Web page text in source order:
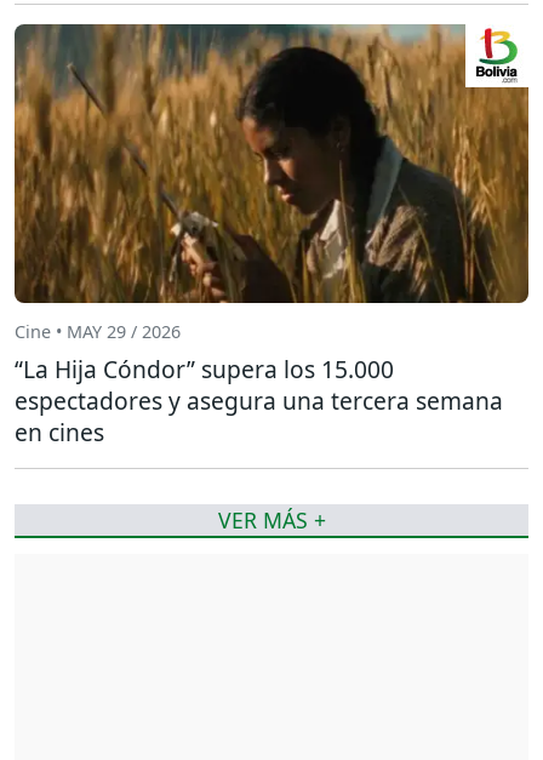
Cine • MAY 29 / 2026
“La Hija Cóndor” supera los 15.000
espectadores y asegura una tercera semana
en cines
VER MÁS +